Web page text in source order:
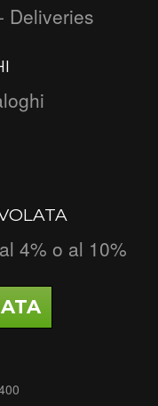
Deliveries
4% o al 10%